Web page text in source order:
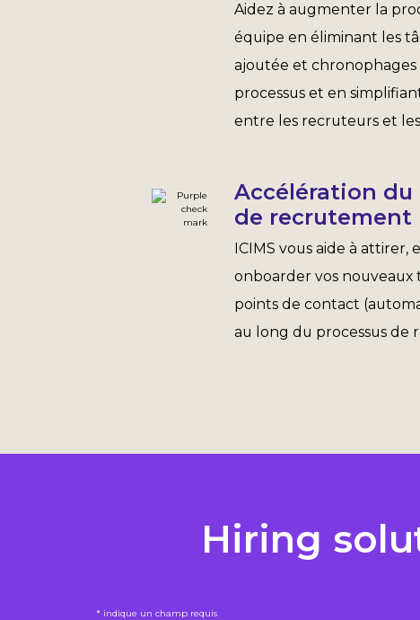
Aidez à augmenter la
équipe en éliminant les
ajoutée et
processus et en
entre les recruteurs et
Accélération du
de recrutement
ICIMS vous aide à
onboarder vos nouveaux
points de contact
au long du processus de
Hiring
* indique un champ requis